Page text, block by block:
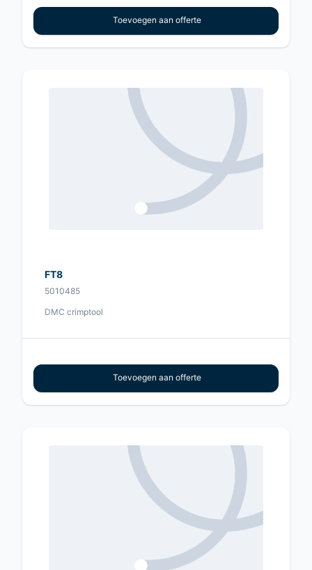
Toevoegen aan offerte
FT8
5010485
DMC crimptool
Toevoegen aan offerte